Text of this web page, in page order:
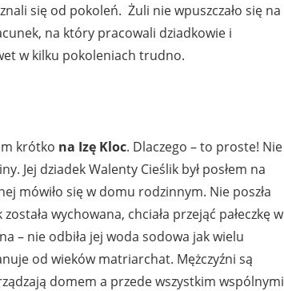
się od pokoleń. Żuli nie wpuszczało się na
na który pracowali dziadkowie i
w kilku pokoleniach trudno.
krótko na Izę Kloc. Dlaczego – to proste! Nie
Jej dziadek Walenty Cieślik był posłem na
mówiło się w domu rodzinnym. Nie poszła
wychowana, chciała przejąć pałeczkę w
– nie odbiła jej woda sodowa jak wielu
od wieków matriarchat. Mężczyźni są
domem a przede wszystkim wspólnymi